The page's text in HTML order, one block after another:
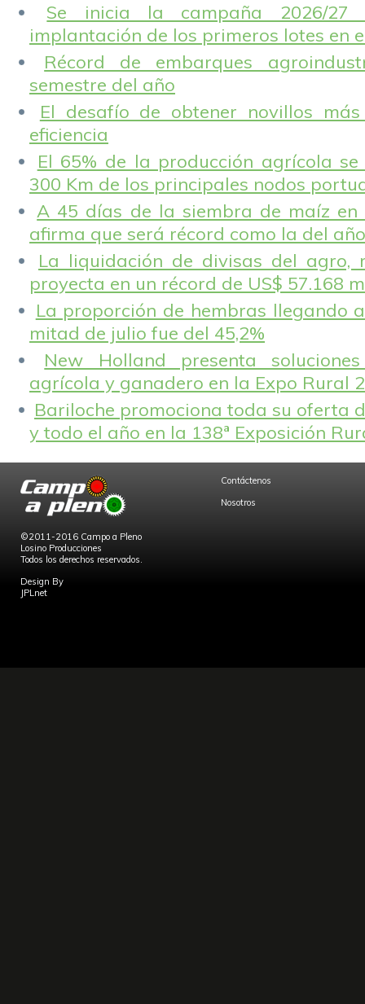
Se inicia la campaña 2026/
implantación de los primeros lotes en
Récord de embarques
semestre del año
El desafío de obtener novillos
eficiencia
El 65% de la producción agrícola
300 Km de los principales nodos
A 45 días de la siembra de maíz en
afirma que será récord como la del
La liquidación de divisas del agro,
proyecta en un récord de US$ 57.168
La proporción de hembras llegando
mitad de julio fue del 45,2%
New Holland presenta
agrícola y ganadero en la Expo Rural
Bariloche promociona toda su oferta
y todo el año en la 138ª Exposición
©2011-2016 Campo a Pleno
Losino Producciones
Todos los derechos reservados.
Design By
JPLnet
Contáctenos
Nosotros